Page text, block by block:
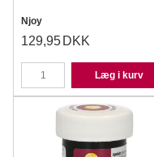
Njoy
129,95 DKK
Læg i kurv